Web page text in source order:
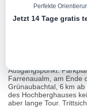
Kasberg,
Ausgangspunkt:
Farrenaualm, am Ende
Grünaubachtal, 6 km
des Hochberghauses
aber lange Tour.
Perfekte
Jetzt 14 Tage gratis